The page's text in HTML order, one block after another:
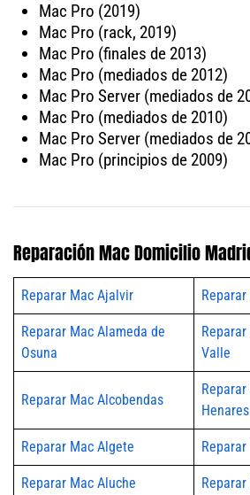
Mac Pro (2019)
Mac Pro (rack, 2019)
Mac Pro (finales de 2013)
Mac Pro (mediados de 2012)
Mac Pro Server (mediados de
Mac Pro (mediados de 2010)
Mac Pro Server (mediados de
Mac Pro (principios de 2009)
Reparación Mac Domicilio
Reparar Mac Ajalvir
Reparar Mac Alameda de
Osuna
Valle
Reparar Mac Alcobendas
Henares
Reparar Mac Algete
Reparar Mac Aluche